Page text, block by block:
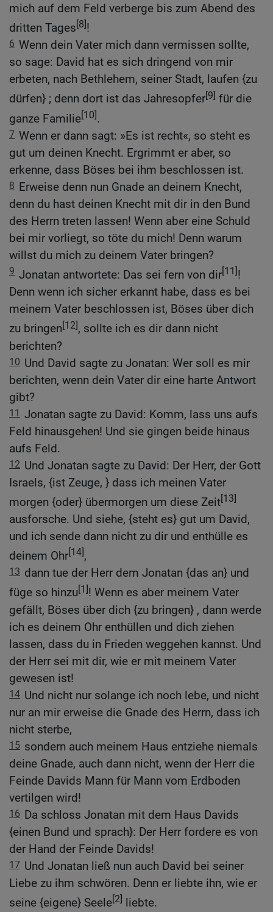
mich auf dem Feld verberge bis zum Abend des
dritten Tages[8]!
6 Wenn dein Vater mich dann vermissen sollte,
so sage: David hat es sich dringend von mir
erbeten, nach Bethlehem, seiner Stadt, laufen {zu
dürfen} ; denn dort ist das Jahresopfer[9] für die
ganze Familie[10].
7 Wenn er dann sagt: »Es ist recht«, so steht es
gut um deinen Knecht. Ergrimmt er aber, so
erkenne, dass Böses bei ihm beschlossen ist.
8 Erweise denn nun Gnade an deinem Knecht,
denn du hast deinen Knecht mit dir in den Bund
des Herrn treten lassen! Wenn aber eine Schuld
bei mir vorliegt, so töte du mich! Denn warum
willst du mich zu deinem Vater bringen?
9 Jonatan antwortete: Das sei fern von dir[11]!
Denn wenn ich sicher erkannt habe, dass es bei
meinem Vater beschlossen ist, Böses über dich
zu bringen[12], sollte ich es dir dann nicht
berichten?
10 Und David sagte zu Jonatan: Wer soll es mir
berichten, wenn dein Vater dir eine harte Antwort
gibt?
11 Jonatan sagte zu David: Komm, lass uns aufs
Feld hinausgehen! Und sie gingen beide hinaus
aufs Feld.
12 Und Jonatan sagte zu David: Der Herr, der Gott
Israels, {ist Zeuge, } dass ich meinen Vater
morgen {oder} übermorgen um diese Zeit[13]
ausforsche. Und siehe, {steht es} gut um David,
und ich sende dann nicht zu dir und enthülle es
deinem Ohr[14],
13 dann tue der Herr dem Jonatan {das an} und
füge so hinzu[1]! Wenn es aber meinem Vater
gefällt, Böses über dich {zu bringen} , dann werde
ich es deinem Ohr enthüllen und dich ziehen
lassen, dass du in Frieden weggehen kannst. Und
der Herr sei mit dir, wie er mit meinem Vater
gewesen ist!
14 Und nicht nur solange ich noch lebe, und nicht
nur an mir erweise die Gnade des Herrn, dass ich
nicht sterbe,
15 sondern auch meinem Haus entziehe niemals
deine Gnade, auch dann nicht, wenn der Herr die
Feinde Davids Mann für Mann vom Erdboden
vertilgen wird!
16 Da schloss Jonatan mit dem Haus Davids
{einen Bund und sprach}: Der Herr fordere es von
der Hand der Feinde Davids!
17 Und Jonatan ließ nun auch David bei seiner
Liebe zu ihm schwören. Denn er liebte ihn, wie er
seine {eigene} Seele[2] liebte.